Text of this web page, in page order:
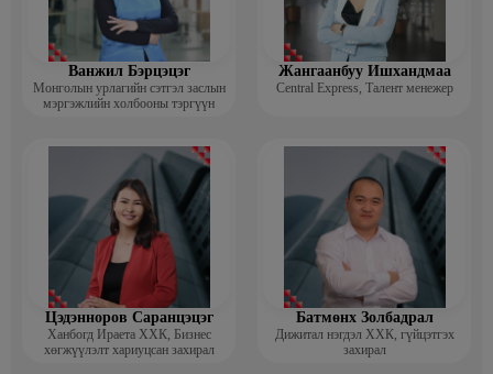
Ванжил Бэрцэцэг
Монголын урлагийн сэтгэл заслын
мэргэжлийн холбооны тэргүүн
Жангаанбуу Ишхандмаа
Central Express, Талент менежер
Цэдэнноров Саранцэцэг
Ханбогд Ираета ХХК, Бизнес
хөгжүүлэлт хариуцсан захирал
Батмөнх Золбадрал
Дижитал нэгдэл ХХК, гүйцэтгэх
захирал